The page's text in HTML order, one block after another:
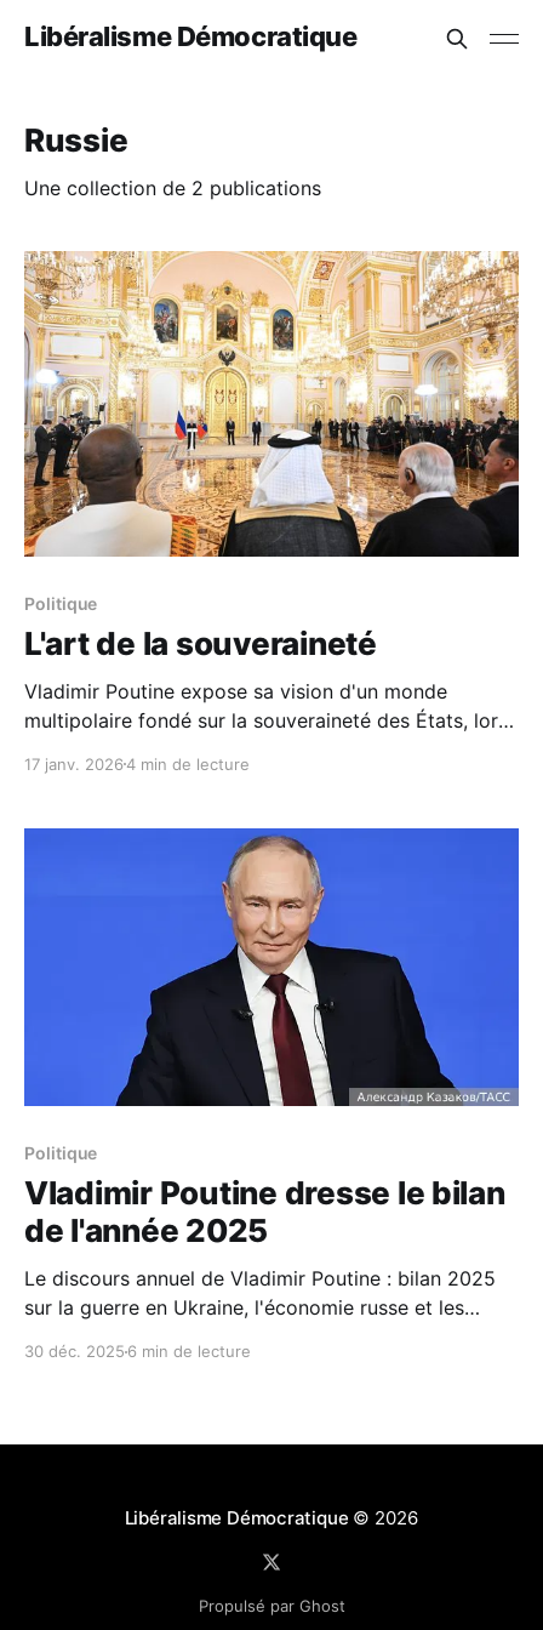
Libéralisme Démocratique
Russie
Une collection de 2 publications
Politique
L'art de la souveraineté
Vladimir Poutine expose sa vision d'un monde
multipolaire fondé sur la souveraineté des États, lors
Kremlin.
17 janv. 20264 min de lecture
Politique
Vladimir Poutine dresse le bilan
de l'année 2025
Le discours annuel de Vladimir Poutine : bilan 2025
sur la guerre en Ukraine, l'économie russe et les
30 déc. 2025 6 min de lecture
Libéralisme Démocratique © 2026
Propulsé par Ghost